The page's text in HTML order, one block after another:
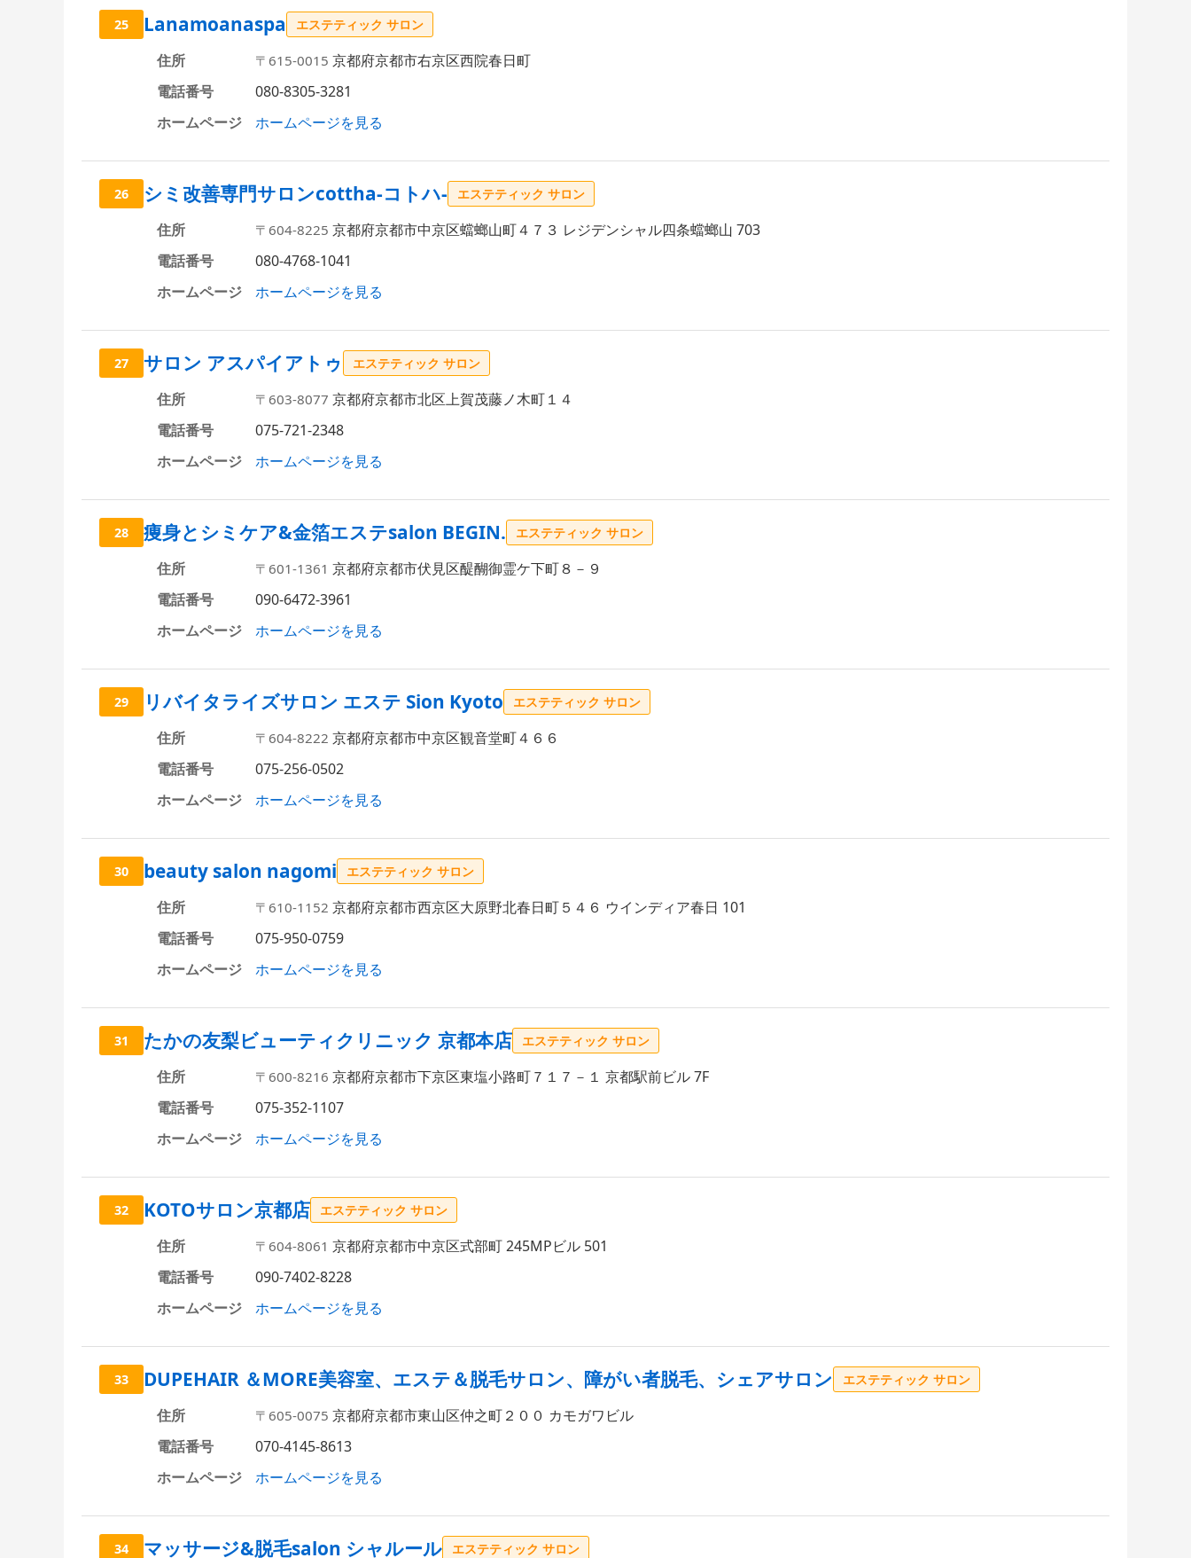
25 Lanamoanaspa エステティック サロン
住所 〒615-0015 京都府京都市右京区西院春日町
電話番号
080-8305-3281
ホームページ
ホームページを見る
26 シミ改善専門サロンcottha-コトハ- エステティック サロン
住所 〒604-8225 京都府京都市中京区蟷螂山町４７３ レジデンシャル四条蟷螂山 703
電話番号
080-4768-1041
ホームページ
ホームページを見る
27 サロン アスパイアトゥ エステティック サロン
住所 〒603-8077 京都府京都市北区上賀茂藤ノ木町１４
電話番号
075-721-2348
ホームページ
ホームページを見る
28 痩身とシミケア&金箔エステsalon BEGIN. エステティック サロン
住所 〒601-1361 京都府京都市伏見区醍醐御霊ケ下町８－９
電話番号
090-6472-3961
ホームページ
ホームページを見る
29 リバイタライズサロン エステ Sion Kyoto エステティック サロン
住所 〒604-8222 京都府京都市中京区観音堂町４６６
電話番号
075-256-0502
ホームページ
ホームページを見る
30 beauty salon nagomi エステティック サロン
住所 〒610-1152 京都府京都市西京区大原野北春日町５４６ ウインディア春日 101
電話番号
075-950-0759
ホームページ
ホームページを見る
31 たかの友梨ビューティクリニック 京都本店 エステティック サロン
住所 〒600-8216 京都府京都市下京区東塩小路町７１７－１ 京都駅前ビル 7F
電話番号
075-352-1107
ホームページ
ホームページを見る
32 KOTOサロン京都店 エステティック サロン
住所 〒604-8061 京都府京都市中京区式部町 245MPビル 501
電話番号
090-7402-8228
ホームページ
ホームページを見る
33 DUPEHAIR ＆MORE美容室、エステ＆脱毛サロン、障がい者脱毛、シェアサロン エステティック サロン
住所 〒605-0075 京都府京都市東山区仲之町２００ カモガワビル
電話番号
070-4145-8613
ホームページ
ホームページを見る
34 マッサージ&脱毛salon シャルール エステティック サロン